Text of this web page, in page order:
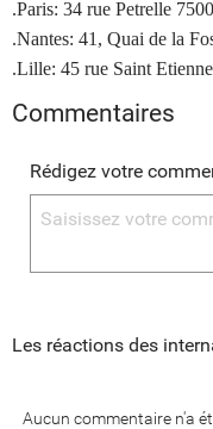
.Paris: 34 rue Petrelle
.Nantes: 41, Quai de la
.Lille: 45 rue Saint
Commentaires
Rédigez votre
Les réactions des
Aucun commentaire n'a